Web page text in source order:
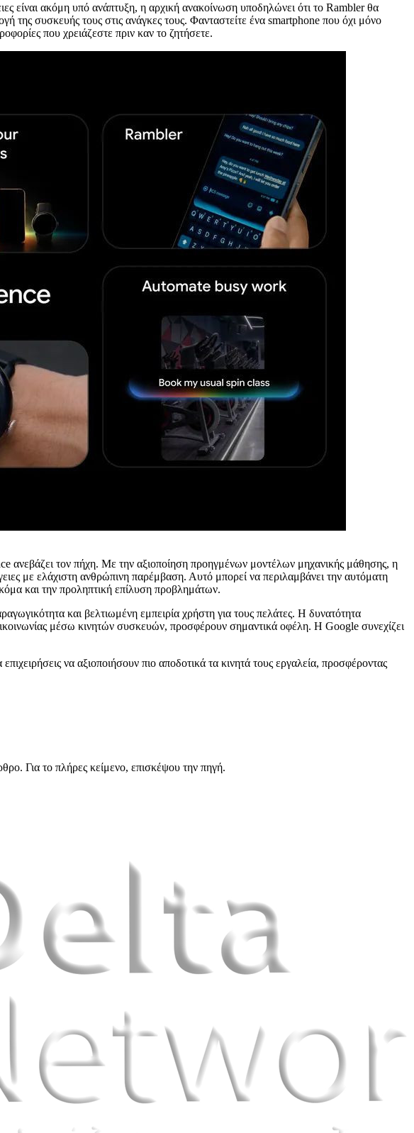
είναι ακόμη υπό ανάπτυξη, η αρχική ανακοίνωση υποδηλώνει ότι το Rambler θα
της συσκευής τους στις ανάγκες τους. Φανταστείτε ένα smartphone που όχι μόνο
που χρειάζεστε πριν καν το ζητήσετε.
ανεβάζει τον πήχη. Με την αξιοποίηση προηγμένων μοντέλων μηχανικής μάθησης, η
με ελάχιστη ανθρώπινη παρέμβαση. Αυτό μπορεί να περιλαμβάνει την αυτόματη
και την προληπτική επίλυση προβλημάτων.
και βελτιωμένη εμπειρία χρήστη για τους πελάτες. Η δυνατότητα
μέσω κινητών συσκευών, προσφέρουν σημαντικά οφέλη. Η Google συνεχίζει
να αξιοποιήσουν πιο αποδοτικά τα κινητά τους εργαλεία, προσφέροντας
Για το πλήρες κείμενο, επισκέψου την πηγή.